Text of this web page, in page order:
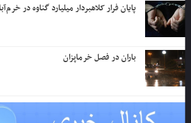
پایان فرار کلاهبردار میلیارد گناوه در خرم‌آباد
باران در فصل خرماپزان